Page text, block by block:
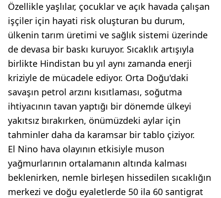
Özellikle yaşlılar, çocuklar ve açık havada çalışan
işçiler için hayati risk oluşturan bu durum,
ülkenin tarım üretimi ve sağlık sistemi üzerinde
de devasa bir baskı kuruyor. Sıcaklık artışıyla
birlikte Hindistan bu yıl aynı zamanda enerji
kriziyle de mücadele ediyor. Orta Doğu'daki
savaşın petrol arzını kısıtlaması, soğutma
ihtiyacının tavan yaptığı bir dönemde ülkeyi
yakıtsız bırakırken, önümüzdeki aylar için
tahminler daha da karamsar bir tablo çiziyor.
El Nino hava olayının etkisiyle muson
yağmurlarının ortalamanın altında kalması
beklenirken, nemle birleşen hissedilen sıcaklığın
merkezi ve doğu eyaletlerde 50 ila 60 santigrat